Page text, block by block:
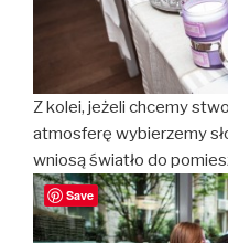
Z kolei, jeżeli chcemy
atmosferę wybierzemy
wniosą światło do
Save